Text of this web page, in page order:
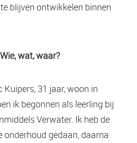
blijven ontwikkelen binnen
wat, waar?
Kuipers, 31 jaar, woon in
ik begonnen als leerling bij
Verwater. Ik heb de
gedaan, daarna